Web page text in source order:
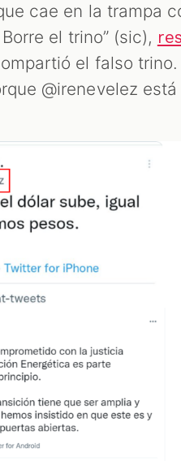
cae en la trampa
el trino” (sic),
el falso
@irenevelez